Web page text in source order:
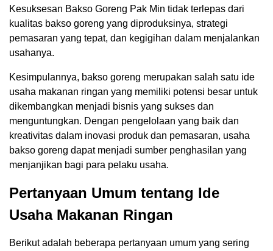
Kesuksesan Bakso Goreng Pak Min tidak terlepas dari
kualitas bakso goreng yang diproduksinya, strategi
pemasaran yang tepat, dan kegigihan dalam menjalankan
usahanya.
Kesimpulannya, bakso goreng merupakan salah satu ide
usaha makanan ringan yang memiliki potensi besar untuk
dikembangkan menjadi bisnis yang sukses dan
menguntungkan. Dengan pengelolaan yang baik dan
kreativitas dalam inovasi produk dan pemasaran, usaha
bakso goreng dapat menjadi sumber penghasilan yang
menjanjikan bagi para pelaku usaha.
Pertanyaan Umum tentang Ide
Usaha Makanan Ringan
Berikut adalah beberapa pertanyaan umum yang sering